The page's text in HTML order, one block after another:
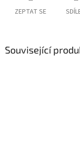
ZEPTAT SE
Související